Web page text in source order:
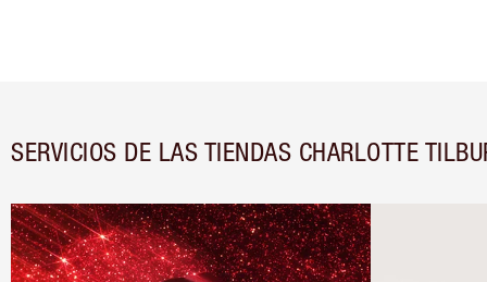
SERVICIOS DE LAS TIENDAS CHARLOTTE